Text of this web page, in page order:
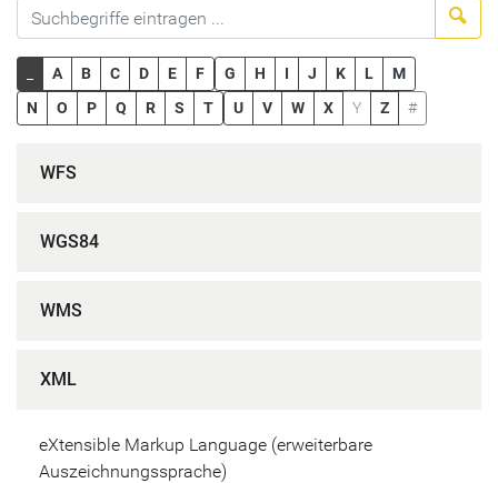
A B C D E F G H I J K L
M
N
O P Q R S T U V W X Y Z #
WFS
WGS84
WMS
XML
eXtensible Markup Language (erweiterbare
Auszeichnungssprache)